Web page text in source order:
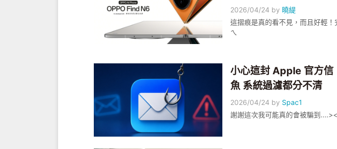
2026/04/24 by 曉緹
這摺痕是真的看不見，而且好輕
ㄟ
小心這封 Apple 官方信
魚 系統過濾都分不清
2026/04/24 by Spac1
謝謝這次我可能真的會被騙到....><